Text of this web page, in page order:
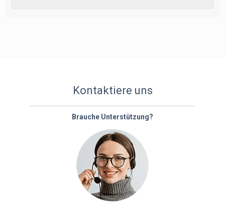
Kontaktiere uns
Brauche Unterstützung?